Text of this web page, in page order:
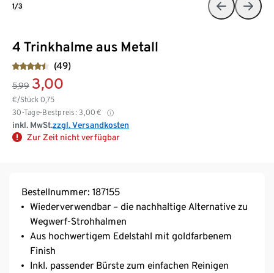
4 Trinkhalme aus Metall
(49)
5,99 3,00
€/Stück 0,75
30-Tage-Bestpreis: 3,00 €
inkl. MwSt.zzgl. Versandkosten
Zur Zeit nicht verfügbar
1/3
Bestellnummer: 187155
Wiederverwendbar – die nachhaltige Alternative zu
Wegwerf-Strohhalmen
Aus hochwertigem Edelstahl mit goldfarbenem
Finish
Inkl. passender Bürste zum einfachen Reinigen